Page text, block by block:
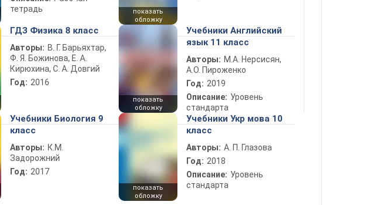
тетрадь
показать
обложку
ГДЗ Физика 8 класс
Авторы: В. Г. Барьяхтар,
Ф. Я. Божинова, Е. А.
Кирюхина, С. А. Довгий
Год: 2016
показать
обложку
Учебники Английский
язык 11 класс
Авторы: М.А. Нерсисян,
А.О. Пироженко
Год: 2019
Описание: Уровень
стандарта
Учебники Биология 9
класс
Авторы: К.М.
Задорожний
Год: 2017
показать
обложку
Учебники Укр мова 10
класс
Авторы: А. П. Глазова
Год: 2018
Описание: Уровень
стандарта